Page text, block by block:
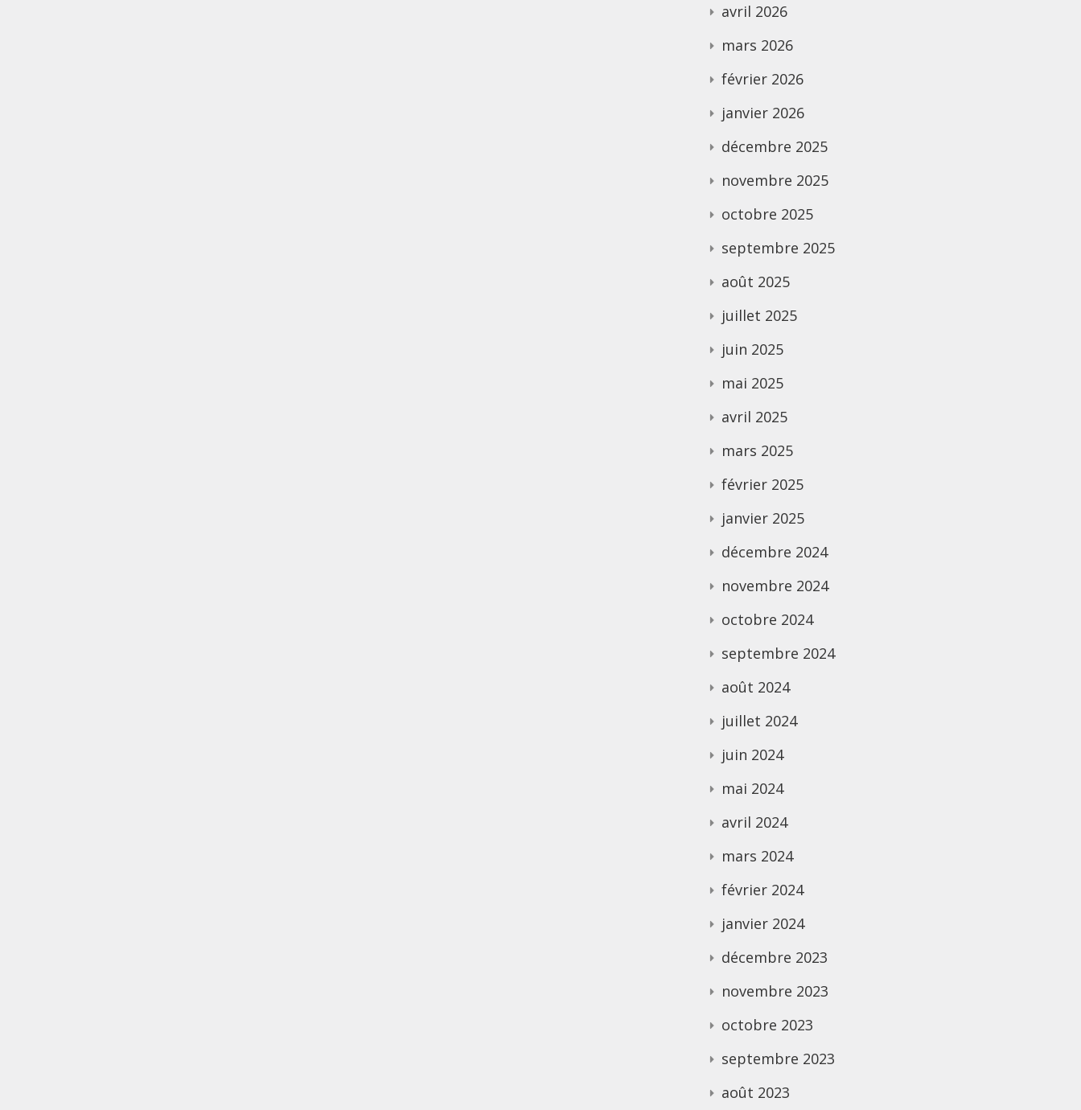
avril 2026
mars 2026
février 2026
janvier 2026
décembre 2025
novembre 2025
octobre 2025
septembre 2025
août 2025
juillet 2025
juin 2025
mai 2025
avril 2025
mars 2025
février 2025
janvier 2025
décembre 2024
novembre 2024
octobre 2024
septembre 2024
août 2024
juillet 2024
juin 2024
mai 2024
avril 2024
mars 2024
février 2024
janvier 2024
décembre 2023
novembre 2023
octobre 2023
septembre 2023
août 2023